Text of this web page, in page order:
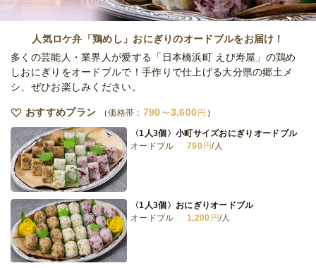
人気ロケ弁「鶏めし」おにぎりのオードブルをお届け！
多くの芸能人・業界人が愛する「日本橋浜町 えび寿屋」の鶏め
しおにぎりをオードブルで！手作りで仕上げる大分県の郷土メ
シ、ぜひお楽しみください。
おすすめプラン 価格帯： 790～3,600 円
〈1人3個〉小町サイズおにぎりオードブル
オードブル
790 円/人
〈1人3個〉おにぎりオードブル
オードブル
1,200 円/人